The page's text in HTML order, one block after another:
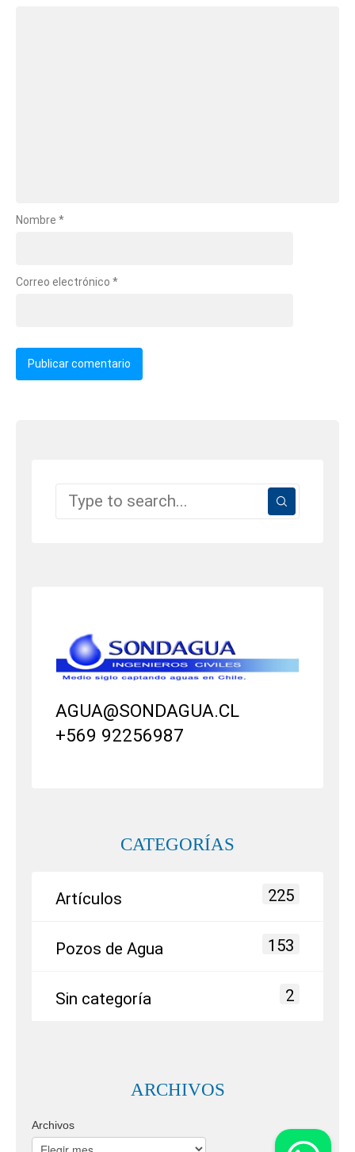
Nombre *
Correo electrónico *
AGUA@SONDAGUA.CL
+569 92256987
CATEGORÍAS
Artículos 225
Pozos de Agua 153
Sin categoría 2
ARCHIVOS
Archivos